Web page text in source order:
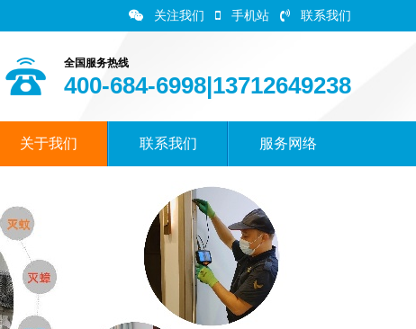
关注我们 手机站 联系我们
全国服务热线
400-684-6998|13712649238
关于我们 联系我们 服务网络